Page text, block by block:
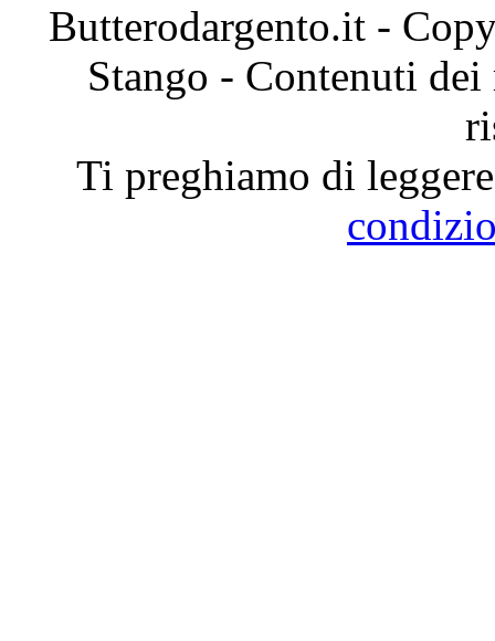
Butterodargento.it -
Stango - Contenuti
Ti preghiamo di